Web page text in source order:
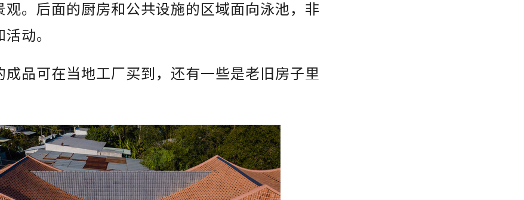
观。后面的厨房和公共设施的区域面向泳池，非
动。
成品可在当地工厂买到，还有一些是老旧房子里